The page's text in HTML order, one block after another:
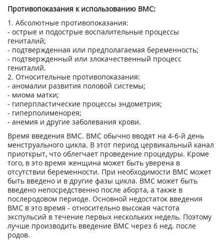
Противопоказания к использованию ВМС:
1. Абсолютные противопоказания:
- острые и подострые воспалительные процессы
гениталий;
- подтвержденная или предполагаемая беременность;
- подтвержденный или злокачественный процесс
гениталий.
2. Относительные противопоказания:
- аномалии развития половой системы;
- миома матки;
- гиперпластические процессы эндометрия;
- гиперполименорея;
- анемия и другие заболевания крови.
Время введения ВМС. ВМС обычно вводят на 4-6-й день
менструального цикла. В этот период цервикальный канал
приоткрыт, что облегчает проведение процедуры. Кроме
того, в это время женщина может быть уверена в
отсутствии беременности. При необходимости ВМС может
быть введено и в другие фазы цикла. ВМС может быть
введено непосредственно после аборта, а также в
послеродовом периоде. Основной недостаток введения
ВМС в это время - относительно высокая частота
экспульсий в течение первых нескольких недель. Поэтому
лучше производить введение ВМС через 6 нед. после
родов.